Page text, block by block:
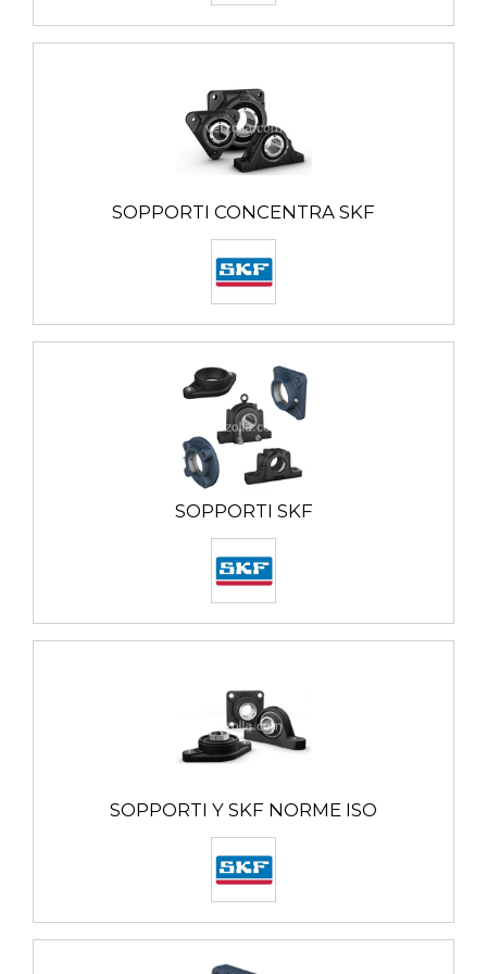
Per impieghi particolari sono fornibili con corpo in
SOPPORTI CONCENTRA SKF
SOPPORTI SKF
SOPPORTI Y SKF NORME ISO